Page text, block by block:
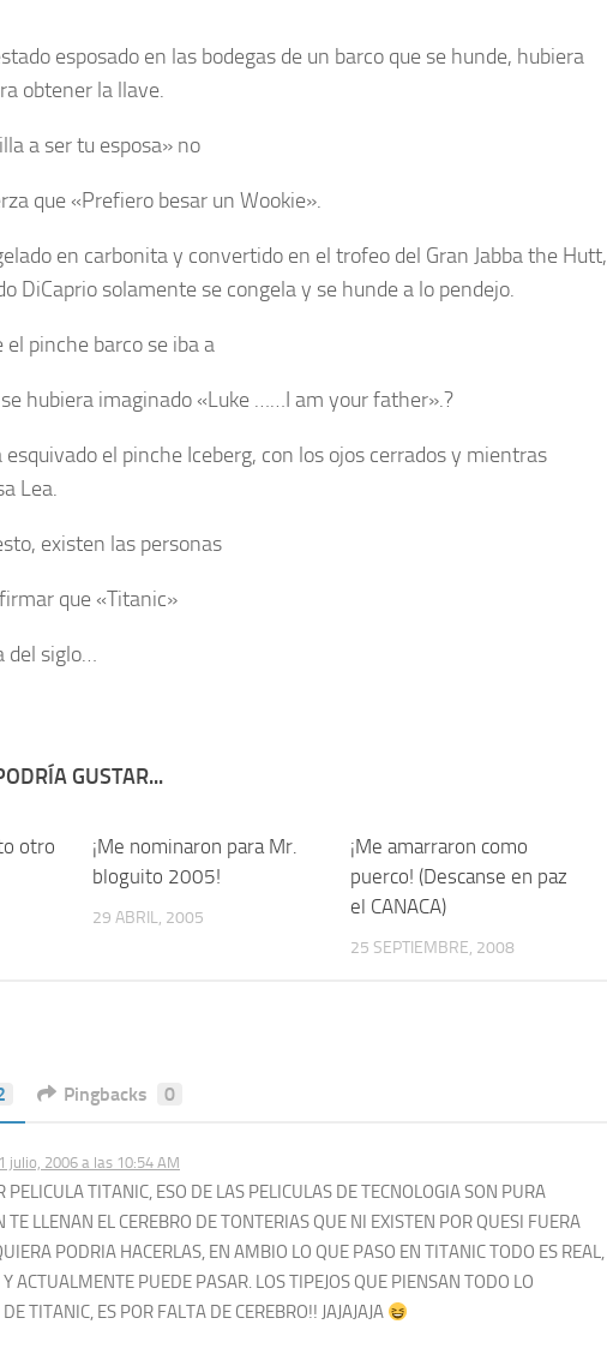
esposado en las bodegas de un barco que se hunde, hubiera
obtener la llave.
a ser tu esposa» no
que «Prefiero besar un Wookie».
en carbonita y convertido en el trofeo del Gran Jabba the Hutt,
DiCaprio solamente se congela y se hunde a lo pendejo.
el pinche barco se iba a
hubiera imaginado «Luke ……I am your father».?
el pinche Iceberg, con los ojos cerrados y mientras
Lea.
existen las personas
que «Titanic»
del siglo…
GUSTAR...
otro
¡Me nominaron para Mr.
bloguito 2005!
29 ABRIL, 2005
¡Me amarraron como
puerco! (Descanse en paz
el CANACA)
25 SEPTIEMBRE, 2008
Pingbacks 0
julio, 2006 a las 10:54 AM
PELICULA TITANIC, ESO DE LAS PELICULAS DE TECNOLOGIA SON PURA
TE LLENAN EL CEREBRO DE TONTERIAS QUE NI EXISTEN POR QUESI FUERA
PODRIA HACERLAS, EN AMBIO LO QUE PASO EN TITANIC TODO ES REAL,
ACTUALMENTE PUEDE PASAR. LOS TIPEJOS QUE PIENSAN TODO LO
TITANIC, ES POR FALTA DE CEREBRO!! JAJAJAJA